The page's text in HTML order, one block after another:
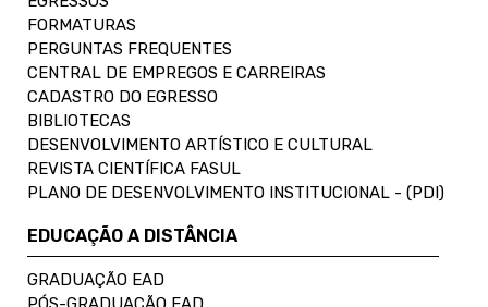
FORMATURAS
PERGUNTAS FREQUENTES
CENTRAL DE EMPREGOS E CARREIRAS
CADASTRO DO EGRESSO
BIBLIOTECAS
DESENVOLVIMENTO ARTÍSTICO E CULTURAL
REVISTA CIENTÍFICA FASUL
PLANO DE DESENVOLVIMENTO INSTITUCIONAL - (PDI)
EDUCAÇÃO A DISTÂNCIA
GRADUAÇÃO EAD